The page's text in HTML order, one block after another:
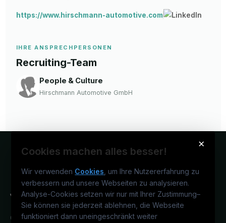
https://www.hirschmann-automotive.com
IHRE ANSPRECHPERSONEN
Recruiting-Team
People & Culture
Hirschmann Automotive GmbH
×
Cookies machen alles besser!
Wir verwenden Cookies , um Ihre Nutzererfahrung zu
verbessern und unsere Webseiten zu analysieren.
Analyse-Cookies setzen wir nur mit Ihrer Zustimmung–
Sie können sie jederzeit ablehnen, die Webseite
funktioniert dann uneingeschränkt weiter
Österreichs juristisches Karriereportal.